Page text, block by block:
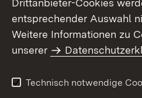
Benutzungshinweise
Drittanbieter-Cookies
entsprechender Auswahl
Weitere Informationen zu
unserer
Technisch notwendige